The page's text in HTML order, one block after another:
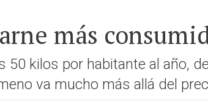
más
50 kilos por habitante al año,
va mucho más allá del